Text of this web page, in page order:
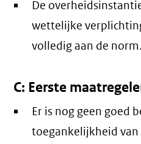
De
wettelijke
volledig aan de norm.
C: Eerste
Er is nog geen goed
toegankelijkheid